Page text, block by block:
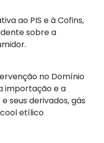
ao PIS e à Cofins,
sobre a
no Domínio
importação e a
seus derivados, gás
etílico